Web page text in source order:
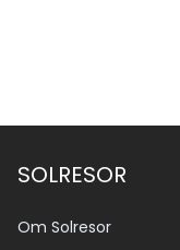
SOLRESOR
Om Solresor